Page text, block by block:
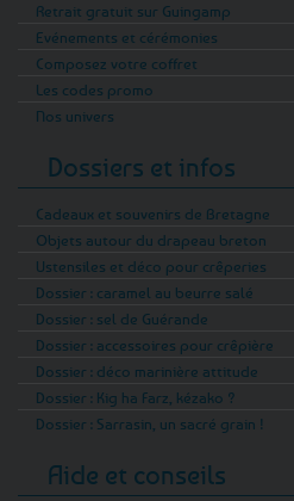
Retrait gratuit sur Guingamp
Evénements et cérémonies
Composez votre coffret
Les codes promo
Nos univers
Dossiers et infos
Cadeaux et souvenirs de Bretagne
Objets autour du drapeau breton
Ustensiles et déco pour crêperies
Dossier : caramel au beurre salé
Dossier : sel de Guérande
Dossier : accessoires pour crêpière
Dossier : déco marinière attitude
Dossier : Kig ha Farz, kézako ?
Dossier : Sarrasin, un sacré grain !
Aide et conseils